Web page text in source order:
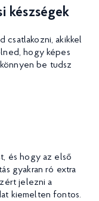
készségek
csatlakozni, akikkel
hogy képes
be tudsz
és hogy az első
gyakran ró extra
jelezni a
kiemelten fontos.